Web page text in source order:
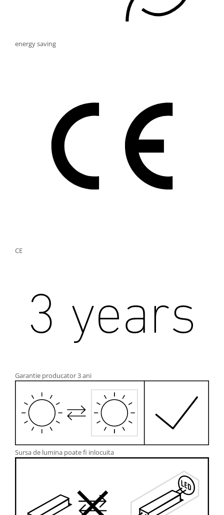
energy saving
CE
Garantie producator 3 ani
Sursa de lumina poate fi inlocuita